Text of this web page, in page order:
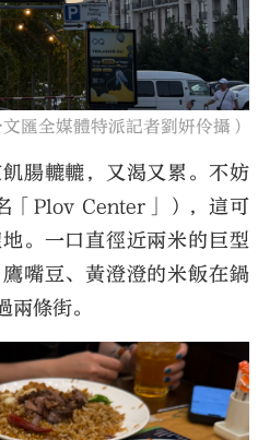
匯全媒體特派記者劉妍伶攝）
腸轆轆，又渴又累。不妨
「Plov Center」），這可
。一口直徑近兩米的巨型
嘴豆、黃澄澄的米飯在鍋
條街。